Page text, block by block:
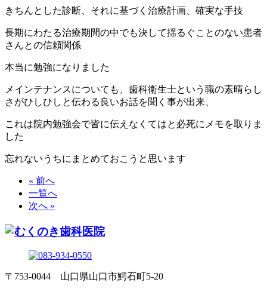
きちんとした診断、それに基づく治療計画、確実な手技
長期にわたる治療期間の中でも決して揺るぐことのない患者
さんとの信頼関係
本当に勉強になりました
メインテナンスについても、歯科衛生士という職の素晴らし
さがひしひしと伝わる良いお話を聞く事が出来、
これは院内勉強会で皆に伝えなくてはと必死にメモを取りま
した
忘れないうちにまとめておこうと思います
« 前へ
一覧へ
次へ »
〒753-0044 山口県山口市鰐石町5-20